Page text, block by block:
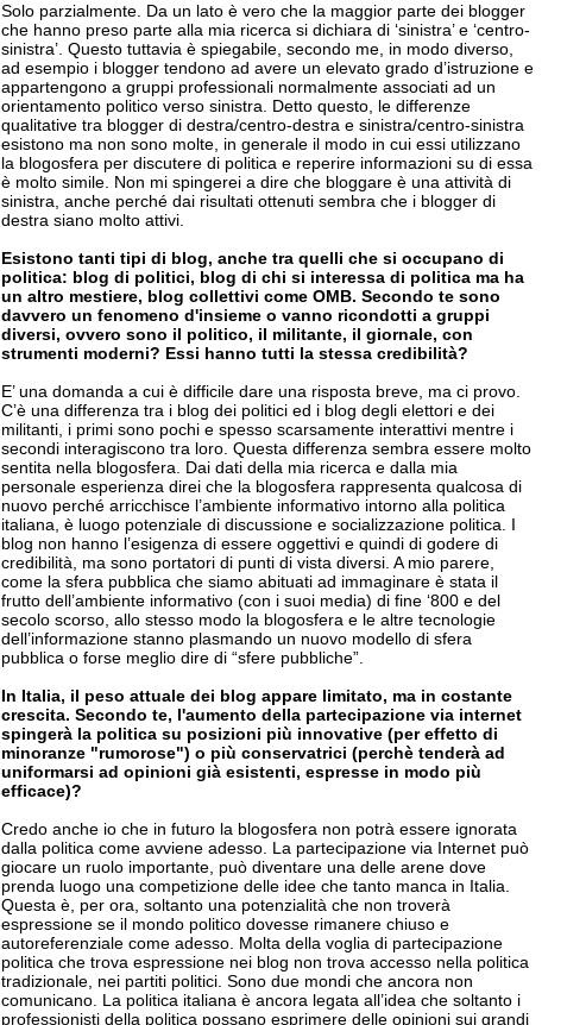
Solo parzialmente. Da un lato è vero che la maggior parte dei blogger
che hanno preso parte alla mia ricerca si dichiara di ‘sinistra’ e ‘centro-
sinistra’. Questo tuttavia è spiegabile, secondo me, in modo diverso,
ad esempio i blogger tendono ad avere un elevato grado d’istruzione e
appartengono a gruppi professionali normalmente associati ad un
orientamento politico verso sinistra. Detto questo, le differenze
qualitative tra blogger di destra/centro-destra e sinistra/centro-sinistra
esistono ma non sono molte, in generale il modo in cui essi utilizzano
la blogosfera per discutere di politica e reperire informazioni su di essa
è molto simile. Non mi spingerei a dire che bloggare è una attività di
sinistra, anche perché dai risultati ottenuti sembra che i blogger di
destra siano molto attivi.
Esistono tanti tipi di blog, anche tra quelli che si occupano di
politica: blog di politici, blog di chi si interessa di politica ma ha
un altro mestiere, blog collettivi come OMB. Secondo te sono
davvero un fenomeno d'insieme o vanno ricondotti a gruppi
diversi, ovvero sono il politico, il militante, il giornale, con
strumenti moderni? Essi hanno tutti la stessa credibilità?
E’ una domanda a cui è difficile dare una risposta breve, ma ci provo.
C’è una differenza tra i blog dei politici ed i blog degli elettori e dei
militanti, i primi sono pochi e spesso scarsamente interattivi mentre i
secondi interagiscono tra loro. Questa differenza sembra essere molto
sentita nella blogosfera. Dai dati della mia ricerca e dalla mia
personale esperienza direi che la blogosfera rappresenta qualcosa di
nuovo perché arricchisce l’ambiente informativo intorno alla politica
italiana, è luogo potenziale di discussione e socializzazione politica. I
blog non hanno l’esigenza di essere oggettivi e quindi di godere di
credibilità, ma sono portatori di punti di vista diversi. A mio parere,
come la sfera pubblica che siamo abituati ad immaginare è stata il
frutto dell’ambiente informativo (con i suoi media) di fine ‘800 e del
secolo scorso, allo stesso modo la blogosfera e le altre tecnologie
dell’informazione stanno plasmando un nuovo modello di sfera
pubblica o forse meglio dire di “sfere pubbliche”.
In Italia, il peso attuale dei blog appare limitato, ma in costante
crescita. Secondo te, l'aumento della partecipazione via internet
spingerà la politica su posizioni più innovative (per effetto di
minoranze "rumorose") o più conservatrici (perchè tenderà ad
uniformarsi ad opinioni già esistenti, espresse in modo più
efficace)?
Credo anche io che in futuro la blogosfera non potrà essere ignorata
dalla politica come avviene adesso. La partecipazione via Internet può
giocare un ruolo importante, può diventare una delle arene dove
prenda luogo una competizione delle idee che tanto manca in Italia.
Questa è, per ora, soltanto una potenzialità che non troverà
espressione se il mondo politico dovesse rimanere chiuso e
autoreferenziale come adesso. Molta della voglia di partecipazione
politica che trova espressione nei blog non trova accesso nella politica
tradizionale, nei partiti politici. Sono due mondi che ancora non
comunicano. La politica italiana è ancora legata all’idea che soltanto i
professionisti della politica possano esprimere delle opinioni sui grandi